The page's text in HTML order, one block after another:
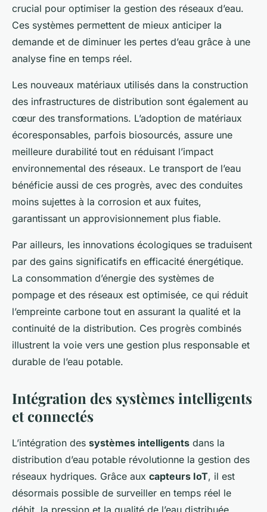
crucial pour optimiser la gestion des réseaux d’eau.
Ces systèmes permettent de mieux anticiper la
demande et de diminuer les pertes d’eau grâce à une
analyse fine en temps réel.
Les nouveaux matériaux utilisés dans la construction
des infrastructures de distribution sont également au
cœur des transformations. L’adoption de matériaux
écoresponsables, parfois biosourcés, assure une
meilleure durabilité tout en réduisant l’impact
environnemental des réseaux. Le transport de l’eau
bénéficie aussi de ces progrès, avec des conduites
moins sujettes à la corrosion et aux fuites,
garantissant un approvisionnement plus fiable.
Par ailleurs, les innovations écologiques se traduisent
par des gains significatifs en efficacité énergétique.
La consommation d’énergie des systèmes de
pompage et des réseaux est optimisée, ce qui réduit
l’empreinte carbone tout en assurant la qualité et la
continuité de la distribution. Ces progrès combinés
illustrent la voie vers une gestion plus responsable et
durable de l’eau potable.
Intégration des systèmes intelligents
et connectés
L’intégration des systèmes intelligents dans la
distribution d’eau potable révolutionne la gestion des
réseaux hydriques. Grâce aux capteurs IoT, il est
désormais possible de surveiller en temps réel le